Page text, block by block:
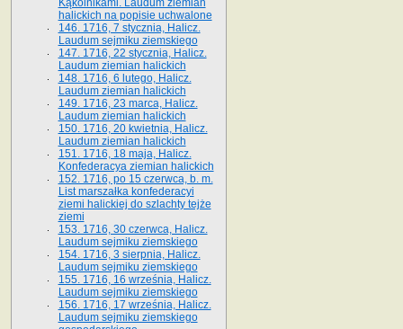
Kąkolnikami. Laudum ziemian
halickich na popisie uchwalone
146. 1716, 7 stycznia, Halicz.
Laudum sejmiku ziemskiego
147. 1716, 22 stycznia, Halicz.
Laudum ziemian halickich
148. 1716, 6 lutego, Halicz.
Laudum ziemian halickich
149. 1716, 23 marca, Halicz.
Laudum ziemian halickich
150. 1716, 20 kwietnia, Halicz.
Laudum ziemian halickich
151. 1716, 18 maja, Halicz.
Konfederacya ziemian halickich
152. 1716, po 15 czerwca, b. m.
List marszałka konfederacyi
ziemi halickiej do szlachty tejże
ziemi
153. 1716, 30 czerwca, Halicz.
Laudum sejmiku ziemskiego
154. 1716, 3 sierpnia, Halicz.
Laudum sejmiku ziemskiego
155. 1716, 16 września, Halicz.
Laudum sejmiku ziemskiego
156. 1716, 17 września, Halicz.
Laudum sejmiku ziemskiego